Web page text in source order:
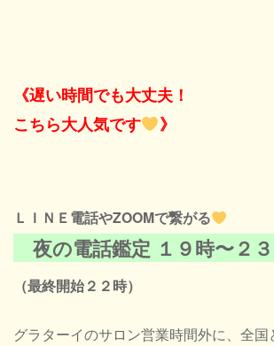
《遅い時間でも大丈夫！
こちら大人気です
》
ＬＩＮＥ電話やZOOMで繋がる
夜の電話鑑定 １９時〜２
（最終開始２２時）
グラターイのサロン営業時間外に、全国